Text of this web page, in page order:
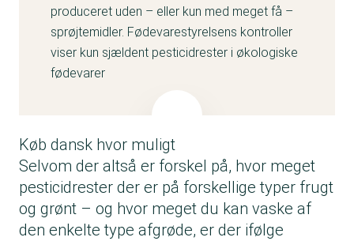
produceret uden – eller kun med meget få –
sprøjtemidler. Fødevarestyrelsens kontroller
viser kun sjældent pesticidrester i økologiske
fødevarer
Køb dansk hvor muligt
Selvom der altså er forskel på, hvor meget
pesticidrester der er på forskellige typer frugt
og grønt – og hvor meget du kan vaske af
den enkelte type afgrøde, er der ifølge